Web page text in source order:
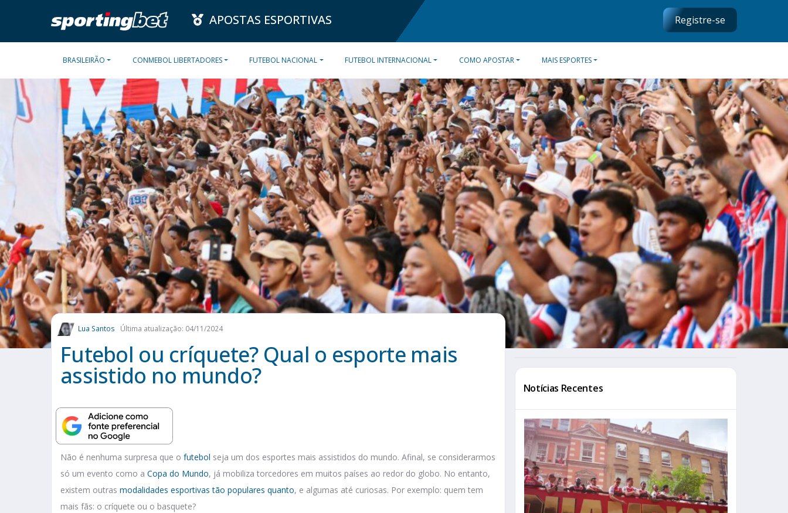
APOSTAS ESPORTIVAS Registre-se
BRASILEIRÃO CONMEBOL LIBERTADORES FUTEBOL NACIONAL FUTEBOL INTERNACIONAL COMO APOSTAR MAIS ESPORTES
Lua Santos Última atualização: 04/11/2024
Futebol ou críquete? Qual o esporte mais
assistido no mundo?
Não é nenhuma surpresa que o futebol seja um dos esportes mais assistidos do mundo. Afinal, se considerarmos
só um evento como a Copa do Mundo, já mobiliza torcedores em muitos países ao redor do globo. No entanto,
existem outras modalidades esportivas tão populares quanto, e algumas até curiosas. Por exemplo: quem tem
mais fãs: o críquete ou o basquete?
Notícias Recentes